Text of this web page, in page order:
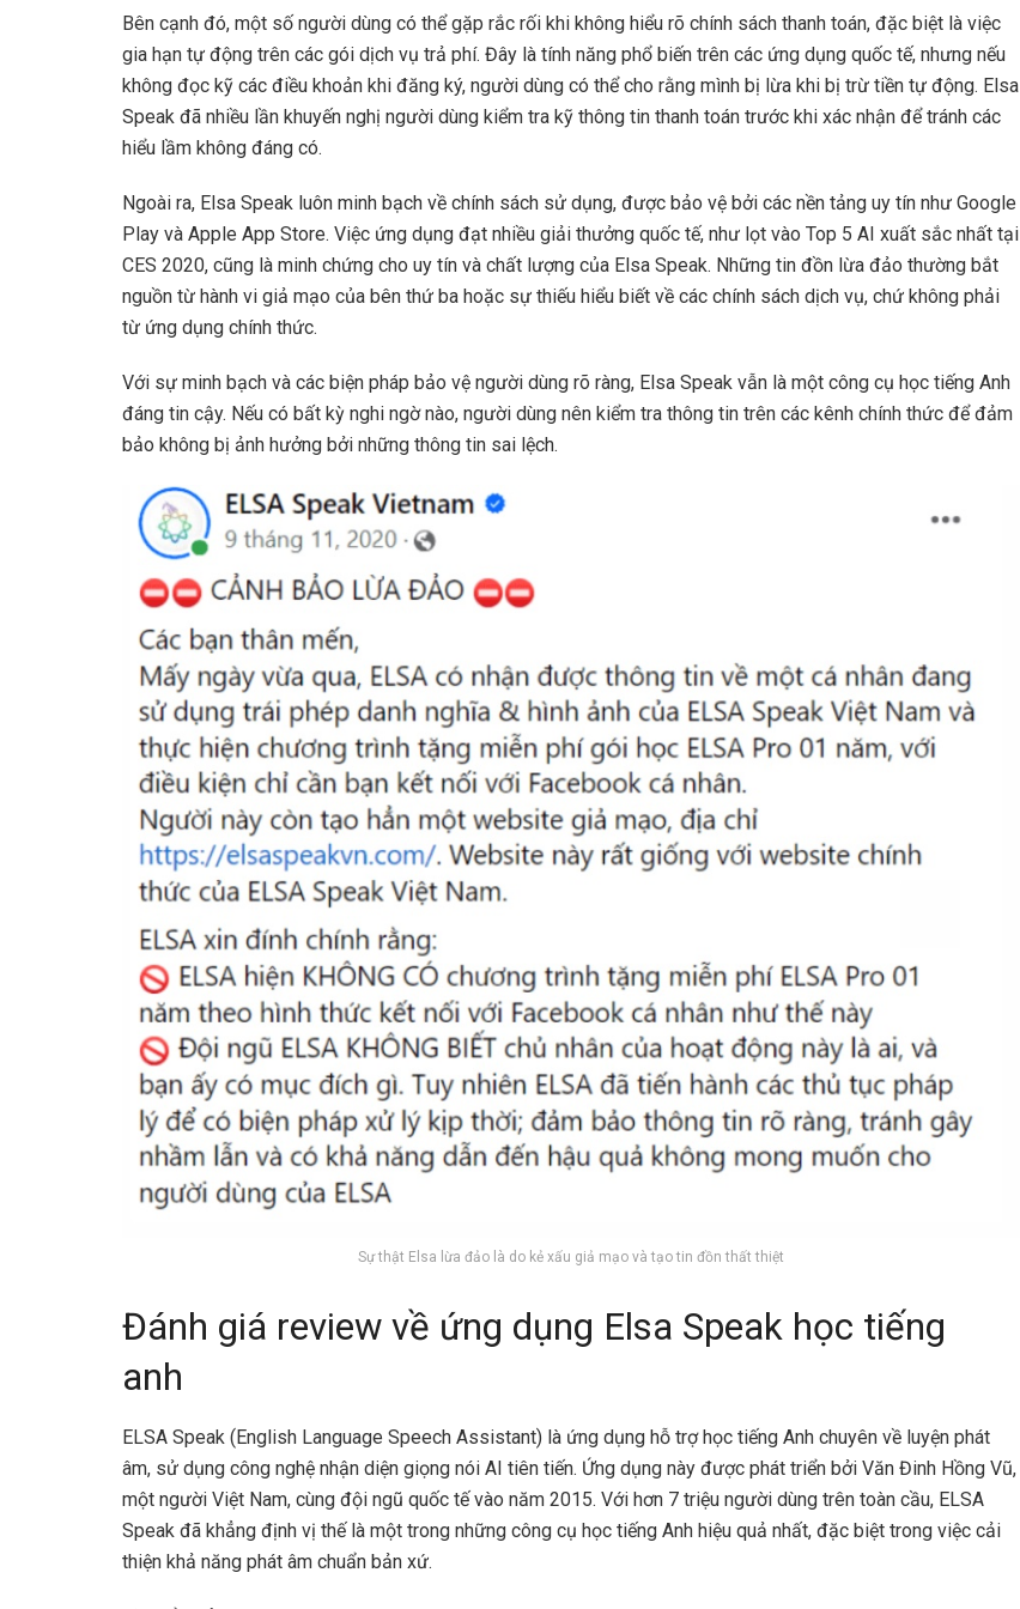
Bên cạnh đó, một số người dùng có thể gặp rắc rối khi không hiểu rõ chính sách thanh toán, đặc biệt là việc
gia hạn tự động trên các gói dịch vụ trả phí. Đây là tính năng phổ biến trên các ứng dụng quốc tế, nhưng nếu
không đọc kỹ các điều khoản khi đăng ký, người dùng có thể cho rằng mình bị lừa khi bị trừ tiền tự động. Elsa
Speak đã nhiều lần khuyến nghị người dùng kiểm tra kỹ thông tin thanh toán trước khi xác nhận để tránh các
hiểu lầm không đáng có.
Ngoài ra, Elsa Speak luôn minh bạch về chính sách sử dụng, được bảo vệ bởi các nền tảng uy tín như Google
Play và Apple App Store. Việc ứng dụng đạt nhiều giải thưởng quốc tế, như lọt vào Top 5 AI xuất sắc nhất tại
CES 2020, cũng là minh chứng cho uy tín và chất lượng của Elsa Speak. Những tin đồn lừa đảo thường bắt
nguồn từ hành vi giả mạo của bên thứ ba hoặc sự thiếu hiểu biết về các chính sách dịch vụ, chứ không phải
từ ứng dụng chính thức.
Với sự minh bạch và các biện pháp bảo vệ người dùng rõ ràng, Elsa Speak vẫn là một công cụ học tiếng Anh
đáng tin cậy. Nếu có bất kỳ nghi ngờ nào, người dùng nên kiểm tra thông tin trên các kênh chính thức để đảm
bảo không bị ảnh hưởng bởi những thông tin sai lệch.
Sự thật Elsa lừa đảo là do kẻ xấu giả mạo và tạo tin đồn thất thiệt
Đánh giá review về ứng dụng Elsa Speak học tiếng
anh
ELSA Speak (English Language Speech Assistant) là ứng dụng hỗ trợ học tiếng Anh chuyên về luyện phát
âm, sử dụng công nghệ nhận diện giọng nói AI tiên tiến. Ứng dụng này được phát triển bởi Văn Đinh Hồng Vũ,
một người Việt Nam, cùng đội ngũ quốc tế vào năm 2015. Với hơn 7 triệu người dùng trên toàn cầu, ELSA
Speak đã khẳng định vị thế là một trong những công cụ học tiếng Anh hiệu quả nhất, đặc biệt trong việc cải
thiện khả năng phát âm chuẩn bản xứ.